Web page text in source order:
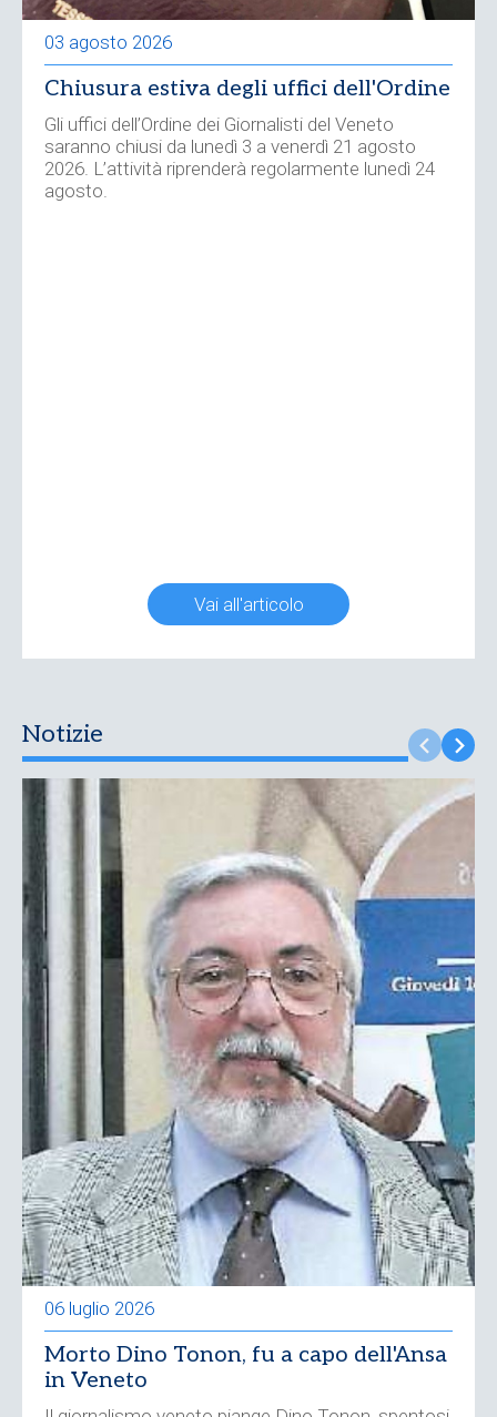
03 agosto 2026
Chiusura estiva degli uffici dell'Ordine
Gli uffici dell’Ordine dei Giornalisti del Veneto
saranno chiusi da lunedì 3 a venerdì 21 agosto
2026. L’attività riprenderà regolarmente lunedì 24
agosto.
Vai all'articolo
Notizie
06 luglio 2026
Morto Dino Tonon, fu a capo dell'Ansa
in Veneto